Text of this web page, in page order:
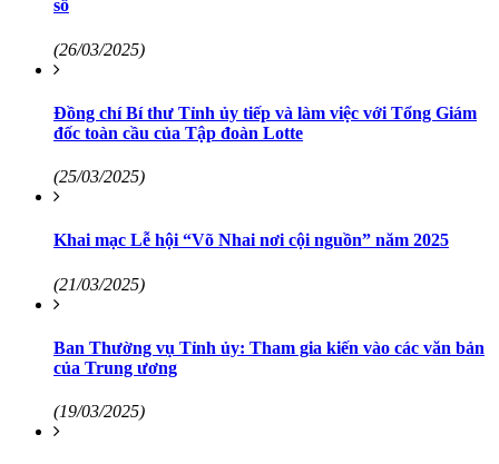
số
(26/03/2025)
Đồng chí Bí thư Tỉnh ủy tiếp và làm việc với Tổng Giám
đốc toàn cầu của Tập đoàn Lotte
(25/03/2025)
Khai mạc Lễ hội “Võ Nhai nơi cội nguồn” năm 2025
(21/03/2025)
Ban Thường vụ Tỉnh ủy: Tham gia kiến vào các văn bản
của Trung ương
(19/03/2025)